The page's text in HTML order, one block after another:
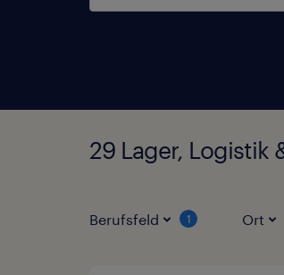
29 Lager, Logistik
Berufsfeld 1 Ort